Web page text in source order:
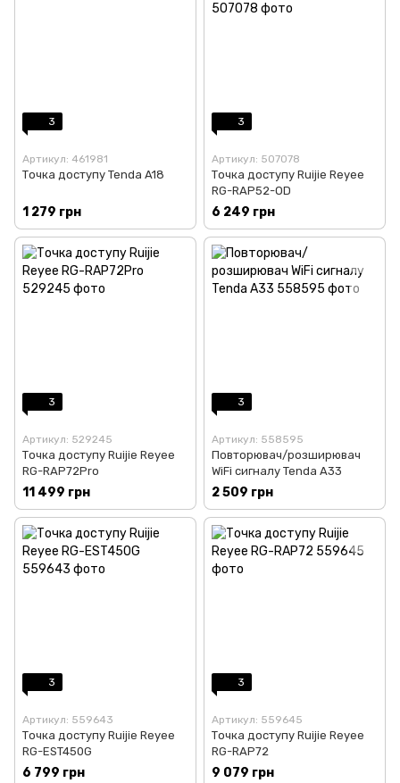
3
Артикул: 461981
Точка доступу Tenda A18
1 279 грн
3
Артикул: 507078
Точка доступу Ruijie Reyee
RG-RAP52-OD
6 249 грн
3
Артикул: 529245
Точка доступу Ruijie Reyee
RG-RAP72Pro
11 499 грн
3
Артикул: 558595
Повторювач/розширювач
WiFi сигналу Tenda A33
2 509 грн
3
Артикул: 559643
Точка доступу Ruijie Reyee
RG-EST450G
6 799 грн
3
Артикул: 559645
Точка доступу Ruijie Reyee
RG-RAP72
9 079 грн